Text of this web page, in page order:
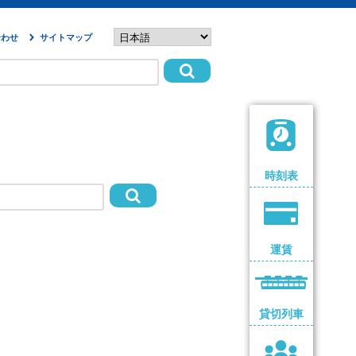
せ サイトマップ
時刻表
運賃
貸切列車